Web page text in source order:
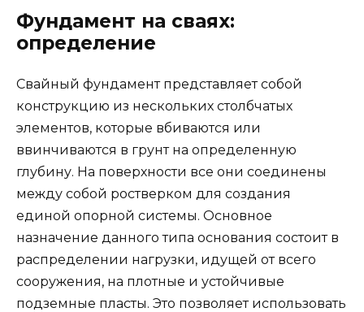
Фундамент на сваях:
определение
Свайный фундамент представляет собой
конструкцию из нескольких столбчатых
элементов, которые вбиваются или
ввинчиваются в грунт на определенную
глубину. На поверхности все они соединены
между собой ростверком для создания
единой опорной системы. Основное
назначение данного типа основания состоит в
распределении нагрузки, идущей от всего
сооружения, на плотные и устойчивые
подземные пласты. Это позволяет использовать